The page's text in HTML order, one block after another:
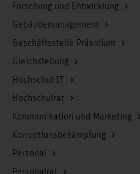
Forschung und Entwicklung
Gebäudemanagement
Geschäftsstelle Präsidium
Gleichstellung
Hochschul-IT
Hochschulrat
Kommunikation und Marketing
Korruptionsbekämpfung
Personal